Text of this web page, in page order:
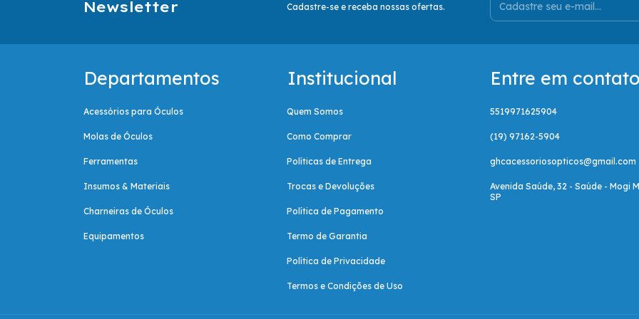
Newsletter Cadastre-se e receba nossas ofertas.
Departamentos
Acessórios para Óculos
Molas de Óculos
Ferramentas
Insumos & Materiais
Charneiras de Óculos
Equipamentos
Institucional
Quem Somos
Como Comprar
Políticas de Entrega
Trocas e Devoluções
Política de Pagamento
Termo de Garantia
Política de Privacidade
Termos e Condições de Uso
Entre em contato
5519971625904
(19) 97162-5904
ghcacessoriosopticos@gmail.com
Avenida Saúde, 32 - Saúde - Mogi
SP